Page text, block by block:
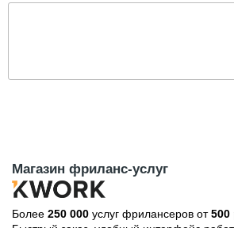
Магазин фриланс-услуг
Более 250 000 услуг фрилансеров от500